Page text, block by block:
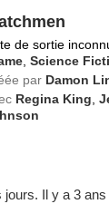
de sortie
,Science
par Damon
Regina King ,
Il y a 3